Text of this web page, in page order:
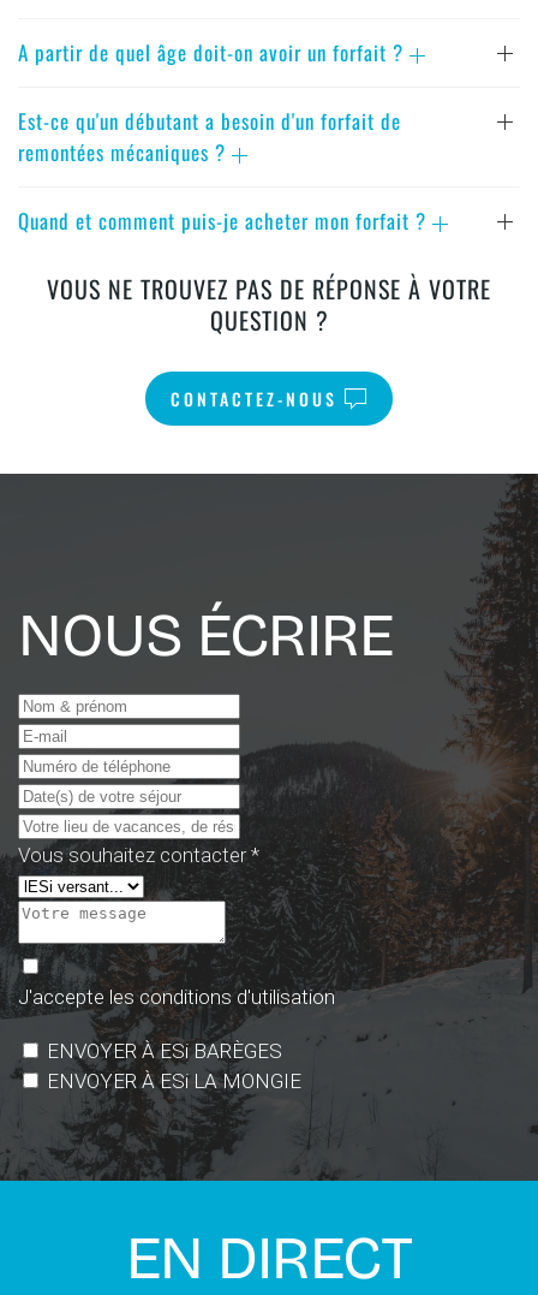
A partir de quel âge doit-on avoir un forfait ?
Est-ce qu'un débutant a besoin d'un forfait de
remontées mécaniques ?
Quand et comment puis-je acheter mon forfait ?
VOUS NE TROUVEZ PAS DE RÉPONSE À VOTRE
QUESTION ?
CONTACTEZ-NOUS
NOUS ÉCRIRE
Vous souhaitez contacter*
J'accepte les conditions d'utilisation
ENVOYER À ESi BARÈGES
ENVOYER À ESi LA MONGIE
EN DIRECT